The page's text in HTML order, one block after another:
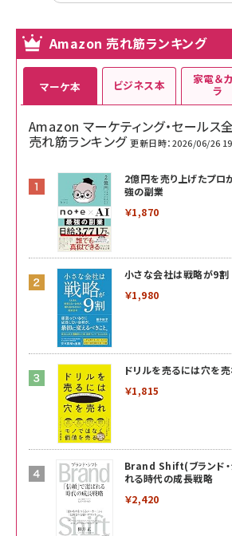
Amazon 売れ筋ランキング
マーケ本
Amazon マーケティング・セールス
売れ筋ランキング 更新日時：2026/06/26
2億円を売り上げたプ
強の副業
￥1,870
小さな会社は戦略が9割
￥1,980
ドリルを売るには穴を
￥1,815
Brand Shift(ブランド・
れる時代の成長戦略
￥2,420
ビジネス本 家電＆
ラ